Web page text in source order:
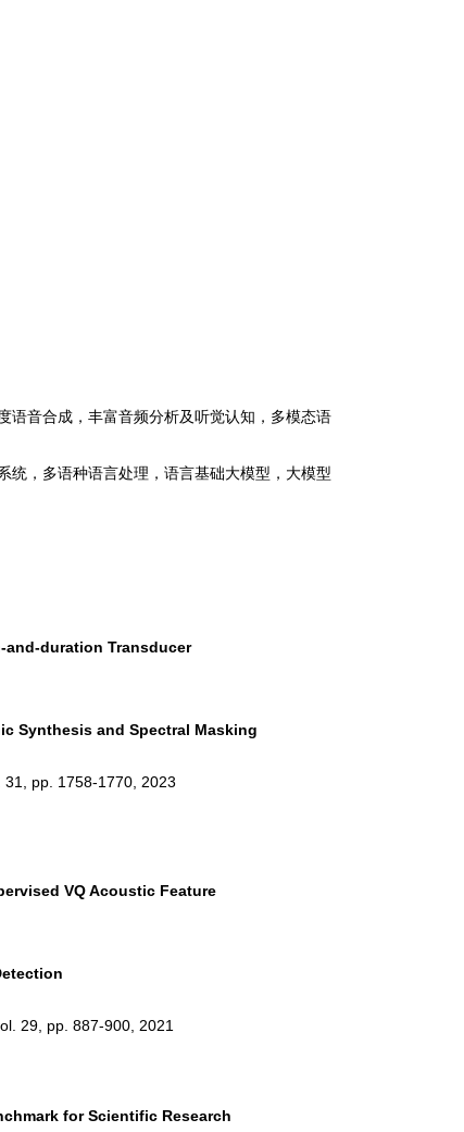
语音合成，丰富音频分析及听觉认知，多模态语
统，多语种语言处理，语言基础大模型，大模型
and-duration Transducer
Synthesis and Spectral Masking
31, pp. 1758-1770, 2023
VQ Acoustic Feature
29, pp. 887-900, 2021
for Scientific Research